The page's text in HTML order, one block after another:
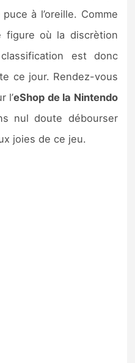
à l’oreille. Comme
figure où la discrètion
est donc
ce jour. Rendez-vous
l’eShop de la Nintendo
nul doute débourser
joies de ce jeu.